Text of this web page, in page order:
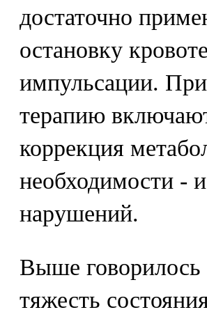
достаточно
остановку
импульсации.
терапию
коррекция
необходимости -
нарушений.
Выше говорилось
тяжесть